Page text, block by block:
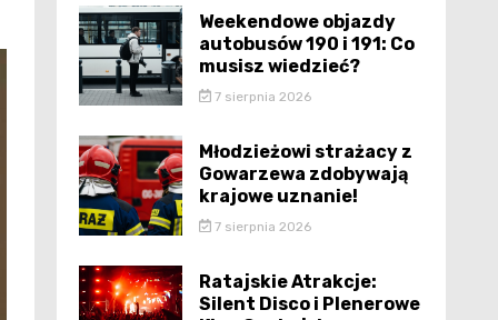
Weekendowe objazdy
autobusów 190 i 191: Co
musisz wiedzieć?
7 sierpnia 2026
Młodzieżowi strażacy z
Gowarzewa zdobywają
krajowe uznanie!
7 sierpnia 2026
Ratajskie Atrakcje:
Silent Disco i Plenerowe